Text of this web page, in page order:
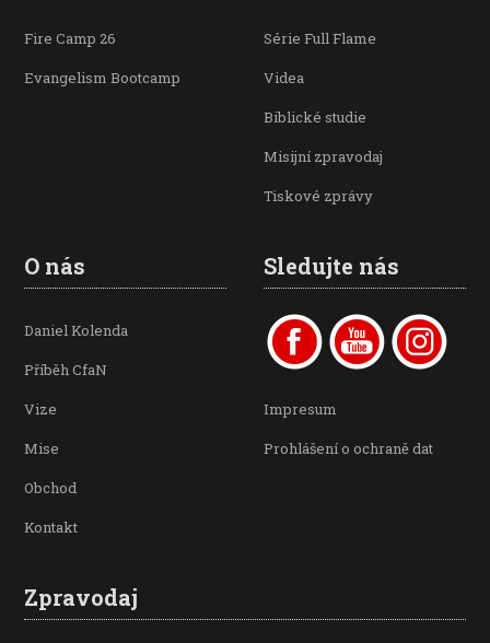
Fire Camp 26
Evangelism Bootcamp
Série Full Flame
Videa
Biblické studie
Misijní zpravodaj
Tiskové zprávy
O nás
Daniel Kolenda
Příběh CfaN
Vize
Mise
Obchod
Kontakt
Sledujte nás
Impresum
Prohlášení o ochraně dat
Zpravodaj